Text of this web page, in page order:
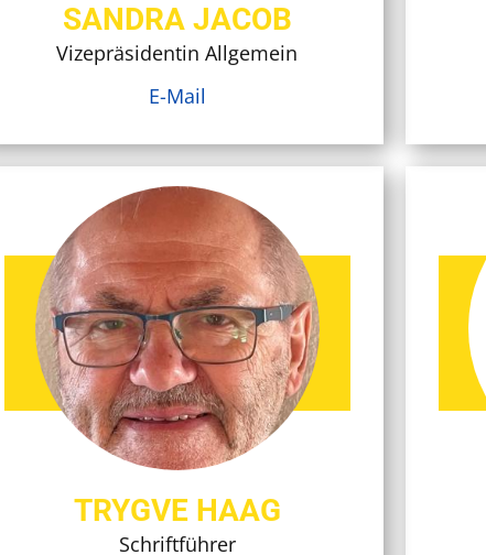
SANDRA JACOB
Vizepräsidentin Allgemein
E-Mail
TRYGVE HAAG
Schriftführer